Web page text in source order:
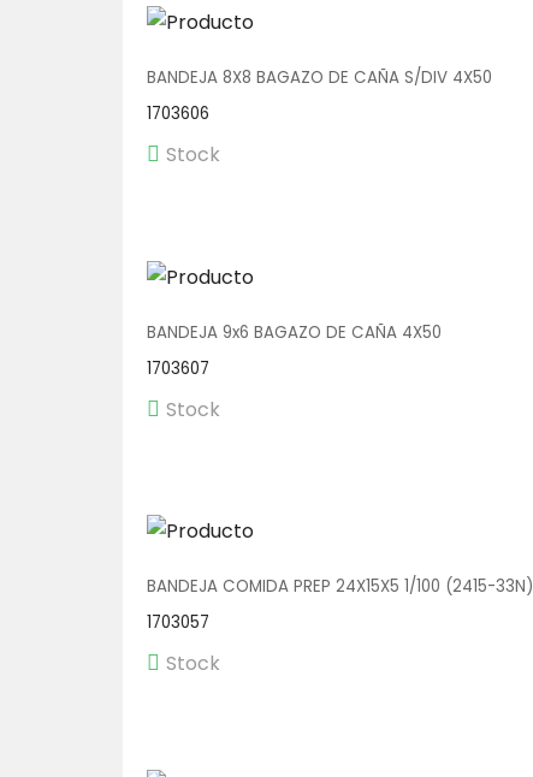
BANDEJA 8X8 BAGAZO DE CAÑA S/DIV 4X50
1703606
Stock
BANDEJA 9x6 BAGAZO DE CAÑA 4X50
1703607
Stock
BANDEJA COMIDA PREP 24X15X5 1/100 (2415-33N)
1703057
Stock